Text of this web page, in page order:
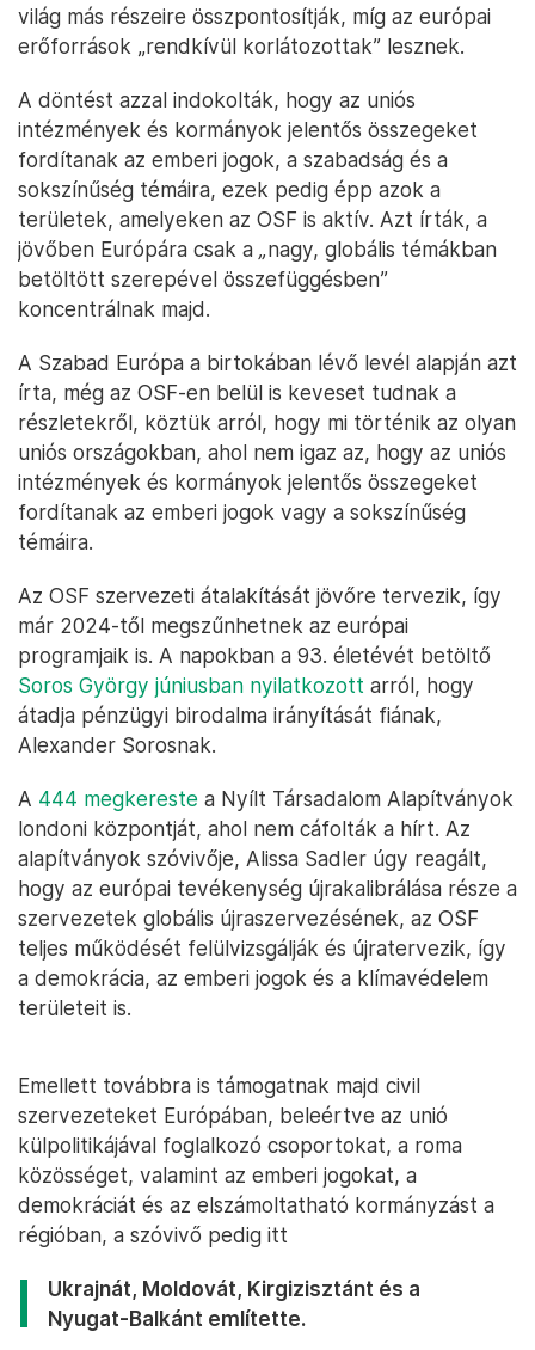
világ más részeire összpontosítják, míg az európai
erőforrások „rendkívül korlátozottak” lesznek.
A döntést azzal indokolták, hogy az uniós
intézmények és kormányok jelentős összegeket
fordítanak az emberi jogok, a szabadság és a
sokszínűség témáira, ezek pedig épp azok a
területek, amelyeken az OSF is aktív. Azt írták, a
jövőben Európára csak a „nagy, globális témákban
betöltött szerepével összefüggésben”
koncentrálnak majd.
A Szabad Európa a birtokában lévő levél alapján azt
írta, még az OSF-en belül is keveset tudnak a
részletekről, köztük arról, hogy mi történik az olyan
uniós országokban, ahol nem igaz az, hogy az uniós
intézmények és kormányok jelentős összegeket
fordítanak az emberi jogok vagy a sokszínűség
témáira.
Az OSF szervezeti átalakítását jövőre tervezik, így
már 2024-től megszűnhetnek az európai
programjaik is. A napokban a 93. életévét betöltő
Soros György júniusban nyilatkozott arról, hogy
átadja pénzügyi birodalma irányítását fiának,
Alexander Sorosnak.
A 444 megkereste a Nyílt Társadalom Alapítványok
londoni központját, ahol nem cáfolták a hírt. Az
alapítványok szóvivője, Alissa Sadler úgy reagált,
hogy az európai tevékenység újrakalibrálása része a
szervezetek globális újraszervezésének, az OSF
teljes működését felülvizsgálják és újratervezik, így
a demokrácia, az emberi jogok és a klímavédelem
területeit is.
Emellett továbbra is támogatnak majd civil
szervezeteket Európában, beleértve az unió
külpolitikájával foglalkozó csoportokat, a roma
közösséget, valamint az emberi jogokat, a
demokráciát és az elszámoltatható kormányzást a
régióban, a szóvivő pedig itt
Ukrajnát, Moldovát, Kirgizisztánt és a
Nyugat-Balkánt említette.